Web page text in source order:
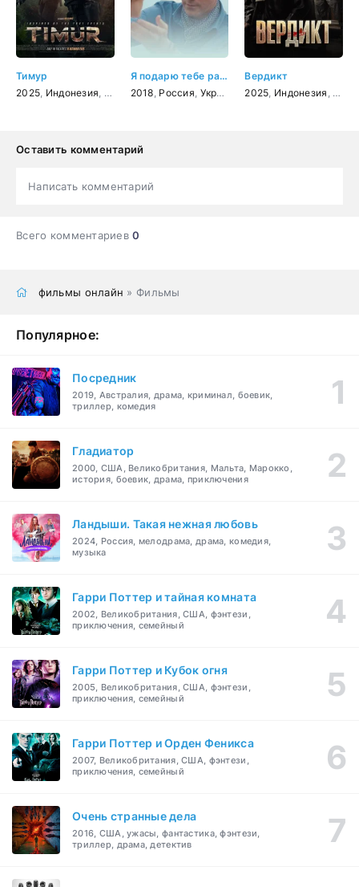
Тимур
2025 Индонезия боевик
Я подарю тебе рассвет
2018 Россия Украина ,мелодрама,драма
Вердикт
2025 Индонезия
Оставить комментарий
Написать комментарий
Всего комментариев0
фильмы онлайн » Фильмы
Популярное:
Посредник
2019, Австралия, драма, криминал, боевик,
триллер, комедия
Гладиатор
2000, США, Великобритания, Мальта, Марокко,
история, боевик, драма, приключения
Ландыши. Такая нежная любовь
2024, Россия, мелодрама, драма, комедия,
музыка
Гарри Поттер и тайная комната
2002, Великобритания, США, фэнтези,
приключения, семейный
Гарри Поттер и Кубок огня
2005, Великобритания, США, фэнтези,
приключения, семейный
Гарри Поттер и Орден Феникса
2007, Великобритания, США, фэнтези,
приключения, семейный
Очень странные дела
2016, США, ужасы, фантастика, фэнтези,
триллер, драма, детектив